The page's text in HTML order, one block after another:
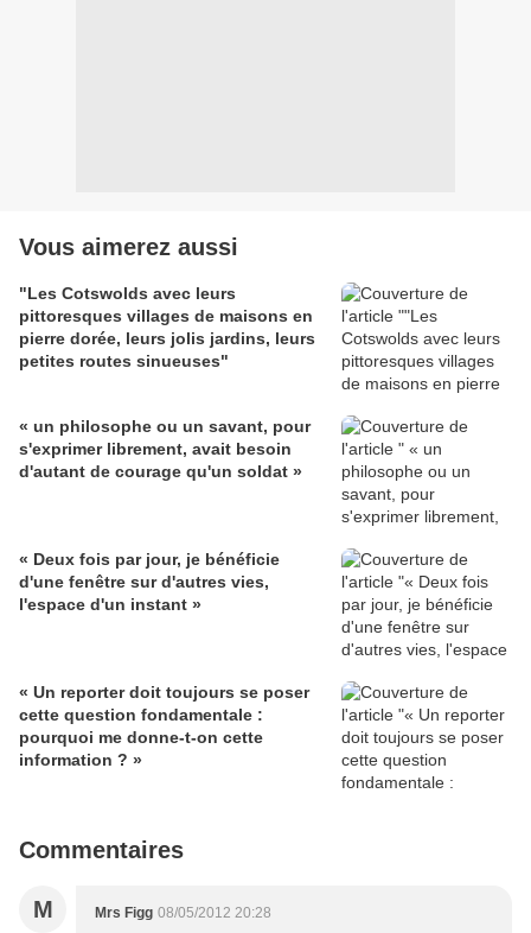
Vous aimerez aussi
"Les Cotswolds avec leurs
pittoresques villages de maisons en
pierre dorée, leurs jolis jardins, leurs
petites routes sinueuses"
« un philosophe ou un savant, pour
s'exprimer librement, avait besoin
d'autant de courage qu'un soldat »
« Deux fois par jour, je bénéficie
d'une fenêtre sur d'autres vies,
l'espace d'un instant »
« Un reporter doit toujours se poser
cette question fondamentale :
pourquoi me donne-t-on cette
information ? »
Commentaires
M Mrs Figg 08/05/2012 20:28